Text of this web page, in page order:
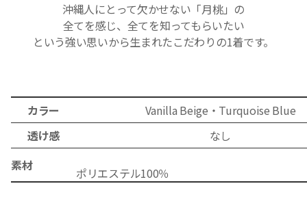
沖縄人にとって欠かせない「月桃」の
全てを感じ、全てを知ってもらいたい
という強い思いから生まれたこだわりの1着です。
カラー
Vanilla Beige・Turquoise Blue
透け感
なし
素材 ポリ